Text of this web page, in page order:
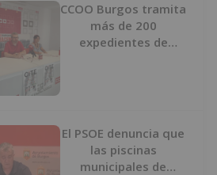
CCOO Burgos tramita
más de 200
expedientes de
El PSOE denuncia que
las piscinas
municipales de